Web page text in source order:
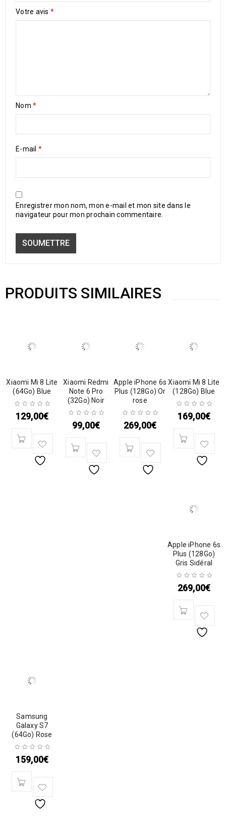
Votre avis *
Nom *
E-mail *
Enregistrer mon nom, mon e-mail et mon site dans le
navigateur pour mon prochain commentaire.
PRODUITS SIMILAIRES
Xiaomi Mi 8 Lite
(64Go) Blue
129,00€
Xiaomi Redmi
Note 6 Pro
(32Go) Noir
99,00€
Apple iPhone 6s
Plus (128Go) Or
rose
269,00€
Xiaomi Mi 8 Lite
(128Go) Blue
169,00€
Apple iPhone 6s
Plus (128Go)
Gris Sidéral
269,00€
Samsung
Galaxy S7
(64Go) Rose
159,00€